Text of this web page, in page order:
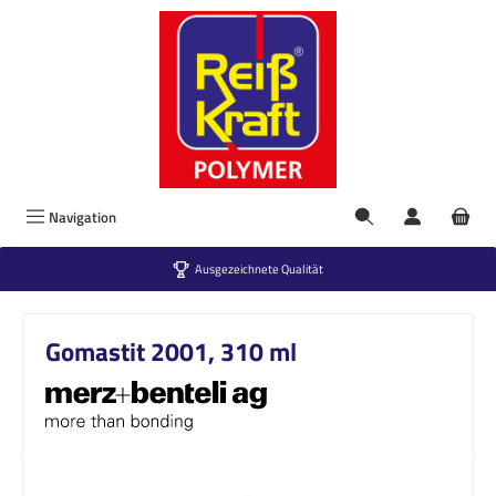
Navigation
Ausgezeichnete Qualität
Gomastit 2001, 310 ml